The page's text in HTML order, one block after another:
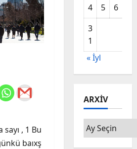
sayı , 1 Bu
baıxş
4
5
6
3
1
« İyl
ARXIV
Arxiv